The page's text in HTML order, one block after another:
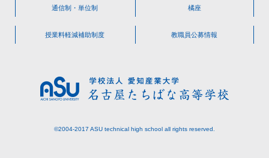
通信制・単位制 橘座
授業料軽減補助制度 教職員公募情報
©2004-2017 ASU technical high school all rights reserved.